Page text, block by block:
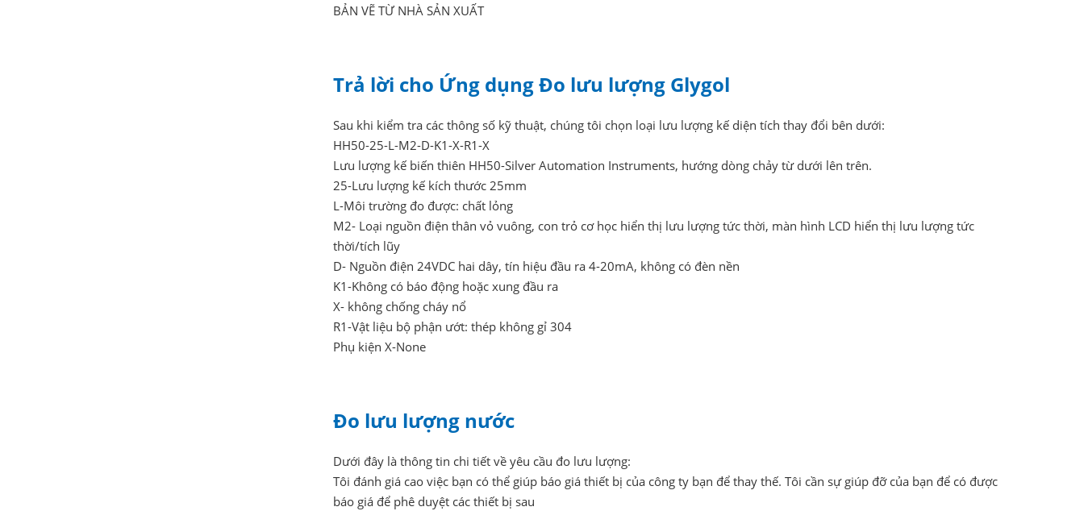
BẢN VẼ TỪ NHÀ SẢN XUẤT
Trả lời cho Ứng dụng Đo lưu lượng Glygol
Sau khi kiểm tra các thông số kỹ thuật, chúng tôi chọn loại lưu lượng kế diện tích thay đổi bên dưới:
HH50-25-L-M2-D-K1-X-R1-X
Lưu lượng kế biến thiên HH50-Silver Automation Instruments, hướng dòng chảy từ dưới lên trên.
25-Lưu lượng kế kích thước 25mm
L-Môi trường đo được: chất lỏng
M2- Loại nguồn điện thân vỏ vuông, con trỏ cơ học hiển thị lưu lượng tức thời, màn hình LCD hiển thị lưu lượng tức
thời/tích lũy
D- Nguồn điện 24VDC hai dây, tín hiệu đầu ra 4-20mA, không có đèn nền
K1-Không có báo động hoặc xung đầu ra
X- không chống cháy nổ
R1-Vật liệu bộ phận ướt: thép không gỉ 304
Phụ kiện X-None
Đo lưu lượng nước
Dưới đây là thông tin chi tiết về yêu cầu đo lưu lượng:
Tôi đánh giá cao việc bạn có thể giúp báo giá thiết bị của công ty bạn để thay thế. Tôi cần sự giúp đỡ của bạn để có được
báo giá để phê duyệt các thiết bị sau